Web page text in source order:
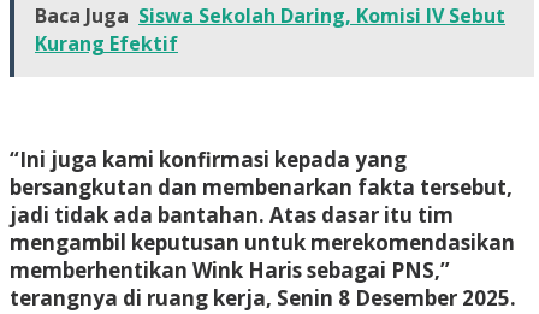
Baca Juga Siswa Sekolah Daring, Komisi IV Sebut
Kurang Efektif
“Ini juga kami konfirmasi kepada yang
bersangkutan dan membenarkan fakta tersebut,
jadi tidak ada bantahan. Atas dasar itu tim
mengambil keputusan untuk merekomendasikan
memberhentikan Wink Haris sebagai PNS,”
terangnya di ruang kerja, Senin 8 Desember 2025.